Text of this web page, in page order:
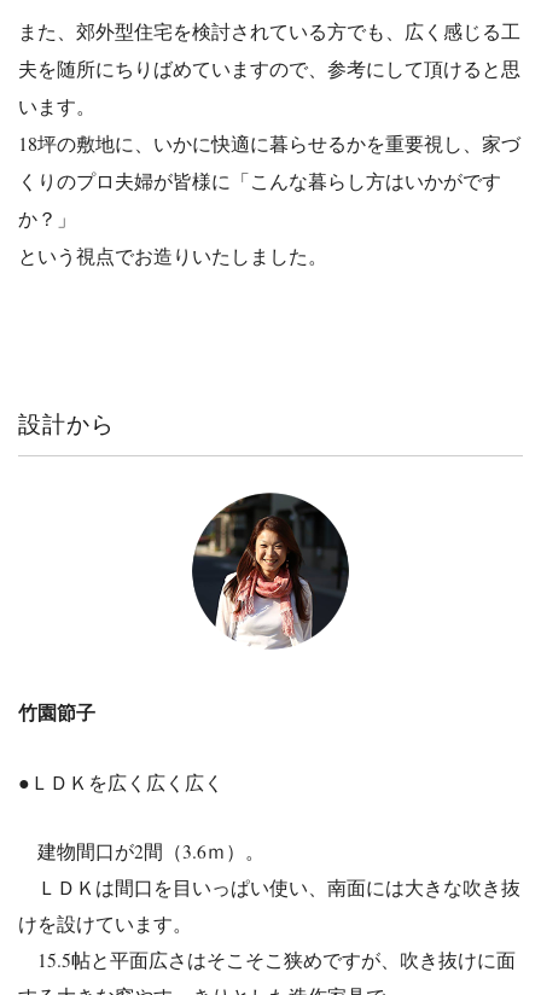
また、郊外型住宅を検討されている方でも、広く感じる工
夫を随所にちりばめていますので、参考にして頂けると思
います。
18坪の敷地に、いかに快適に暮らせるかを重要視し、家づ
くりのプロ夫婦が皆様に「こんな暮らし方はいかがです
か？」
という視点でお造りいたしました。
設計から
竹園節子
●ＬＤＫを広く広く広く
建物間口が2間（3.6ｍ）。
ＬＤＫは間口を目いっぱい使い、南面には大きな吹き抜
けを設けています。
15.5帖と平面広さはそこそこ狭めですが、吹き抜けに面